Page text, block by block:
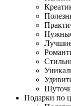
Подарки по